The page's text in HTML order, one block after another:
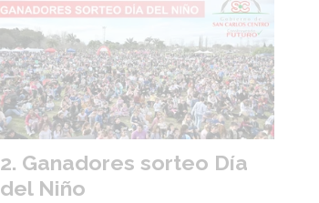
Ganadores sorteo Día
del Niño